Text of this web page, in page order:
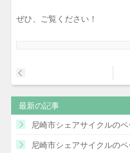
ぜひ、ご覧ください！
最新の記事
尼崎市シェアサイクルの
尼崎市シェアサイクルの